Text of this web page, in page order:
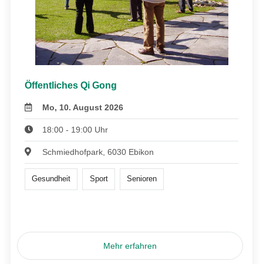
Öffentliches Qi Gong
Mo, 10. August 2026
18:00 - 19:00 Uhr
Schmiedhofpark, 6030 Ebikon
Gesundheit Sport Senioren
Mehr erfahren